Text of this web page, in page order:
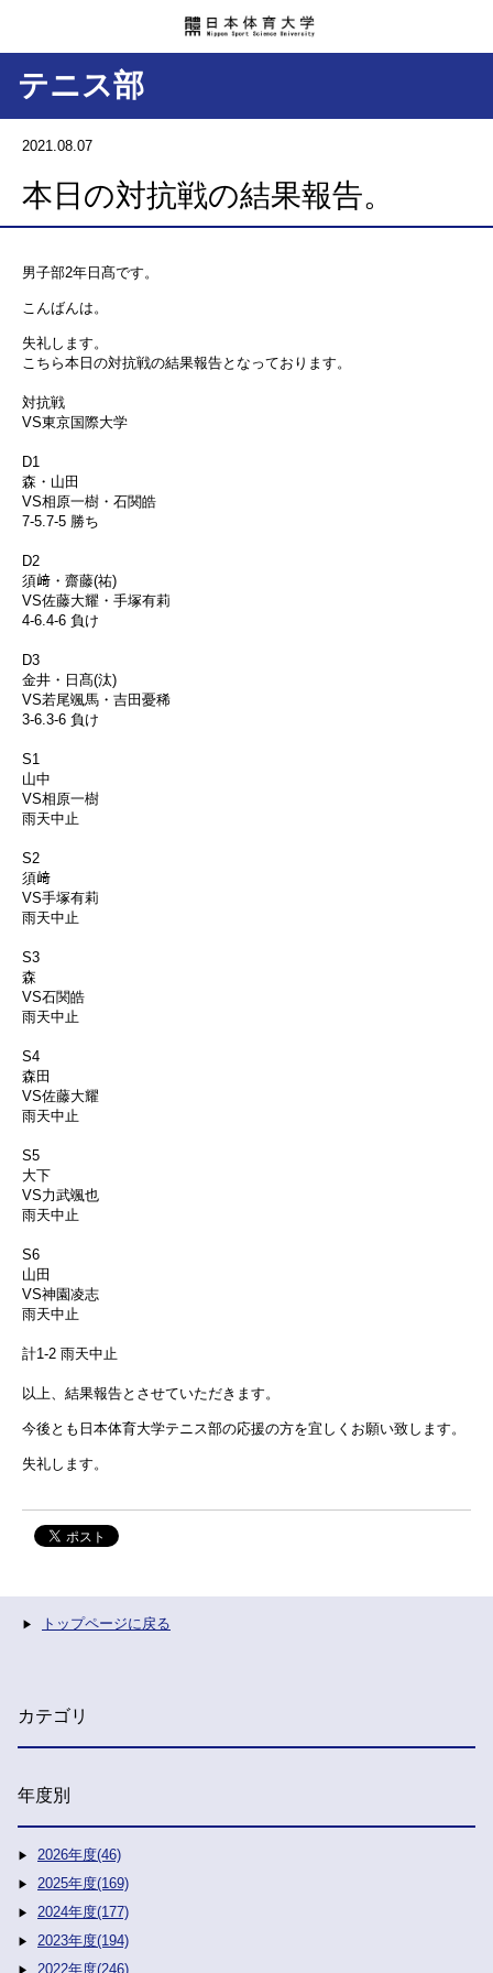
テニス部
2021.08.07
本日の対抗戦の結果報告。
男子部2年日髙です。
こんばんは。
失礼します。
こちら本日の対抗戦の結果報告となっております。
対抗戦
VS東京国際大学
D1
森・山田
VS相原一樹・石関皓
7-5.7-5 勝ち
D2
須﨑・齋藤(祐)
VS佐藤大耀・手塚有莉
4-6.4-6 負け
D3
金井・日髙(汰)
VS若尾颯馬・吉田憂稀
3-6.3-6 負け
S1
山中
VS相原一樹
雨天中止
S2
須﨑
VS手塚有莉
雨天中止
S3
森
VS石関皓
雨天中止
S4
森田
VS佐藤大耀
雨天中止
S5
大下
VS力武颯也
雨天中止
S6
山田
VS神園凌志
雨天中止
計1-2 雨天中止
以上、結果報告とさせていただきます。
今後とも日本体育大学テニス部の応援の方を宜しくお願い致します。
失礼します。
トップページに戻る
カテゴリ
年度別
2026年度(46)
2025年度(169)
2024年度(177)
2023年度(194)
2022年度(246)